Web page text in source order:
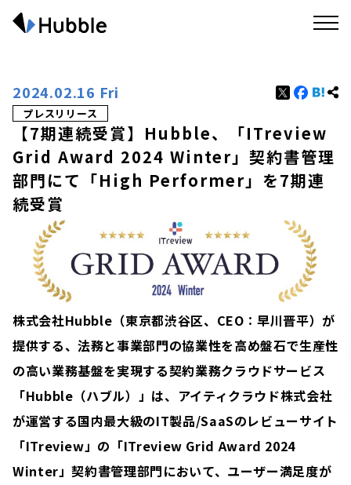
2024.02.16 Fri
プレスリリース
【7期連続受賞】Hubble、「ITreview
Grid Award 2024 Winter」契約書管理
部門にて「High Performer」を7期連
続受賞
株式会社Hubble（東京都渋谷区、CEO ：早川晋平）が
提供する、法務と事業部門の協業性を高め盤石で生産性
の高い業務基盤を実現する契約業務クラウドサービス
「Hubble（ハブル）」は、アイティクラウド株式会社
が運営する国内最大級のIT製品/SaaSのレビューサイト
「ITreview」の「ITreview Grid Award 2024
Winter」契約書管理部門において、ユーザー満足度が